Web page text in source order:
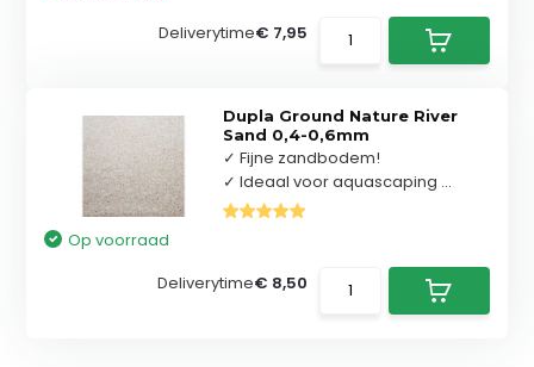
Deliverytime€ 7,95
Dupla Ground Nature River
Sand 0,4-0,6mm
✓ Fijne zandbodem!
✓ Ideaal voor aquascaping ...
Op voorraad
Deliverytime€ 8,50